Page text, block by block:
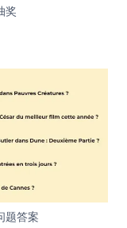
奖
题答案